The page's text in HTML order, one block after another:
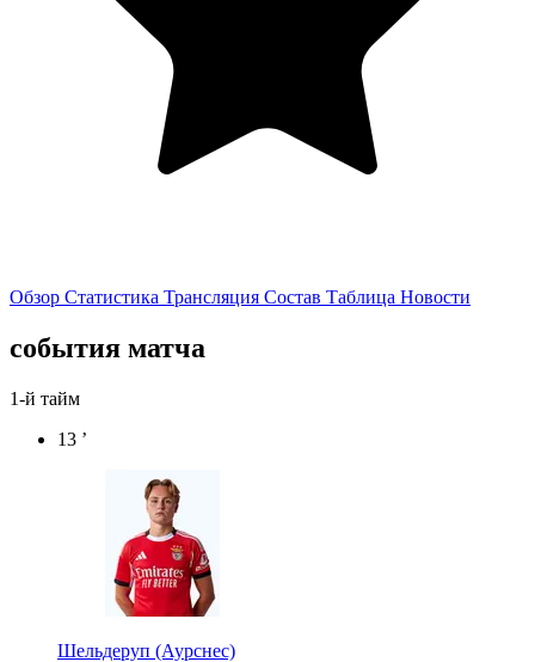
Обзор Статистика Трансляция Состав Таблица Новости
события матча
1-й тайм
13 ’
Шельдеруп (Аурснес)